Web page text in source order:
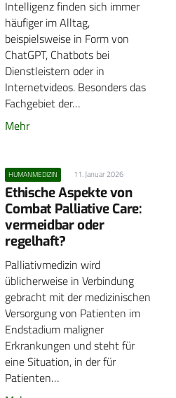
Intelligenz finden sich immer
häufiger im Alltag,
beispielsweise in Form von
ChatGPT, Chatbots bei
Dienstleistern oder in
Internetvideos. Besonders das
Fachgebiet der…
Mehr
HUMANMEDIZIN 11. Januar 2026
Ethische Aspekte von
Combat Palliative Care:
vermeidbar oder
regelhaft?
Palliativmedizin wird
üblicherweise in Verbindung
gebracht mit der medizinischen
Versorgung von Patienten im
Endstadium maligner
Erkrankungen und steht für
eine Situation, in der für
Patienten…